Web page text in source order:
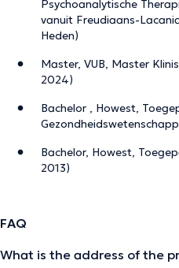
Psychoanalytische
vanuit Freudiaans-
Heden)
Master, VUB, Master
2024)
Bachelor , Howest,
Bachelor, Howest,
2013)
FAQ
What is the address of the